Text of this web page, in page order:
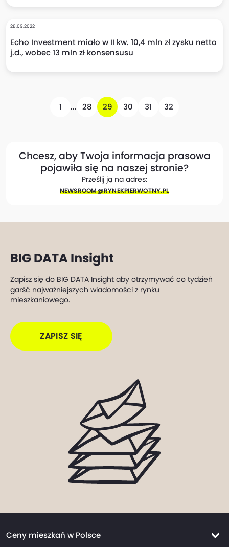
28.09.2022
Echo Investment miało w II kw. 10,4 mln zł zysku netto
j.d., wobec 13 mln zł konsensusu
1 ... 28 29 30 31 32
Chcesz, aby Twoja informacja prasowa
pojawiła się na naszej stronie?
Prześlij ją na adres:
NEWSROOM@​RYNEKPIERWOTNY.PL
BIG DATA Insight
Zapisz się do BIG DATA Insight aby otrzymywać co tydzień
garść najważniejszych wiadomości z rynku
mieszkaniowego.
ZAPISZ SIĘ
Ceny mieszkań w Polsce